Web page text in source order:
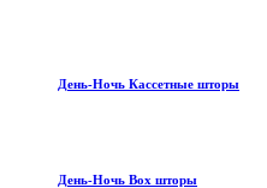
День-Ночь Кассетные шторы
День-Ночь Box шторы